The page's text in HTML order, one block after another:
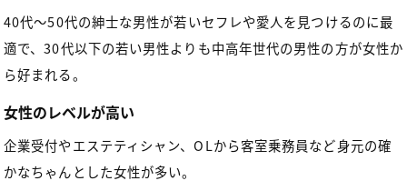
40代～50代の紳士な男性が若いセフレや愛人を見つけるのに最
適で、30代以下の若い男性よりも中高年世代の男性の方が女性か
ら好まれる。
女性のレベルが高い
企業受付やエステティシャン、OLから客室乗務員など身元の確
かなちゃんとした女性が多い。